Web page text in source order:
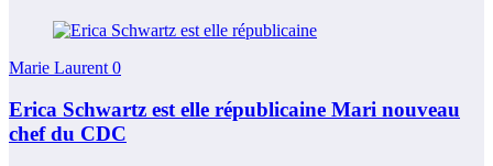
Marie Laurent 0
Erica Schwartz est elle républicaine Mari nouveau
chef du CDC